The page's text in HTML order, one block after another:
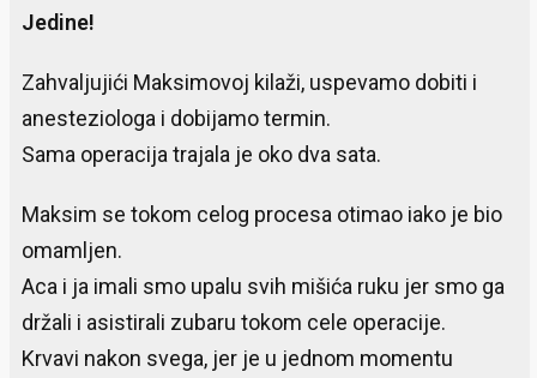
Jedine!
Zahvaljujići Maksimovoj kilaži, uspevamo dobiti i
anesteziologa i dobijamo termin.
Sama operacija trajala je oko dva sata.
Maksim se tokom celog procesa otimao iako je bio
omamljen.
Aca i ja imali smo upalu svih mišića ruku jer smo ga
držali i asistirali zubaru tokom cele operacije.
Krvavi nakon svega, jer je u jednom momentu